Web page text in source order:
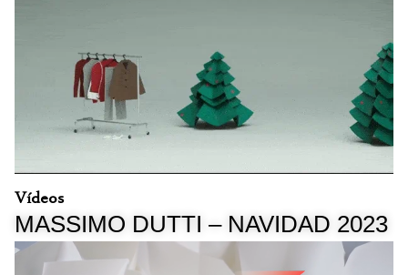
Vídeos
MASSIMO DUTTI – NAVIDAD 2023